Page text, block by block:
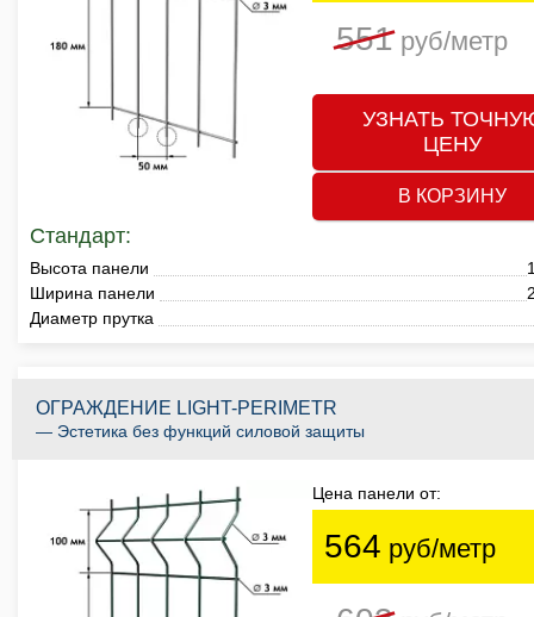
551руб/метр
УЗНАТЬ
ЦЕНУ
В КОРЗИНУ
Стандарт:
Высота панели
Ширина панели
Диаметр прутка
ОГРАЖДЕНИЕ LIGHT-PERIMETR
— Эстетика без функций силовой защиты
Цена панели от:
564 руб/метр